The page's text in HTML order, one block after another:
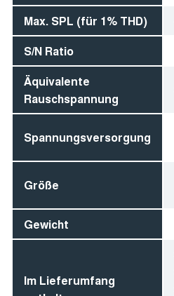
Max. SPL (für 1% THD)
S/N Ratio
Äquivalente
Rauschspannung
Spannungsversorgung
Größe
Gewicht
Im Lieferumfang